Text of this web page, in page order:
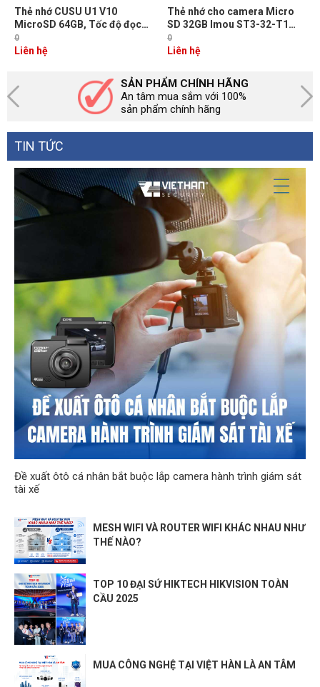
Thẻ nhớ CUSU U1 V10
MicroSD 64GB, Tốc độ đọc
80MB/s, Tốc độ ghi 10MB/s
0
Liên hệ
Thẻ nhớ cho camera Micro
SD 32GB Imou ST3-32-T1
Ghi video Class 10
0
Liên hệ
SẢN PHẨM CHÍNH HÃNG
An tâm mua sắm với 100%
sản phẩm chính hãng
TIN TỨC
Đề xuất ôtô cá nhân bắt buộc lắp camera hành trình giám sát
tài xế
MESH WIFI VÀ ROUTER WIFI KHÁC NHAU NHƯ
THẾ NÀO?
TOP 10 ĐẠI SỨ HIKTECH HIKVISION TOÀN
CẦU 2025
MUA CÔNG NGHỆ TẠI VIỆT HÀN LÀ AN TÂM